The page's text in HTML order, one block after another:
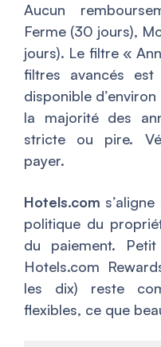
Aucun
Ferme (30 jours),
jours). Le filtre «
filtres avancés
disponible
la majorité des
stricte ou pire.
payer.
Hotels.com
politique du
du paiement.
Hotels.com
les dix) reste
flexibles, ce que